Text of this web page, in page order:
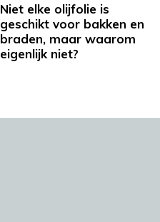
Niet elke olijfolie is
geschikt voor bakken en
braden, maar waarom
eigenlijk niet?